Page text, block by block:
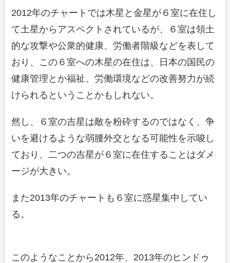
2012年のチャートでは木星と金星が６室に在住し
て土星からアスペクトされているが、６室は領土
的な攻撃や公衆的健康、労働者階級などを表して
おり、この６室への木星の在住は、日本の国民の
健康管理とか福祉、労働環境などの改善努力が続
けられるということかもしれない。
然し、６室の吉星は敵を粉砕するのではなく、争
いを避けるような弱腰外交となる可能性を示唆し
ており、二つの吉星が６室に在住することはダメ
ージが大きい。
また2013年のチャートも６室に惑星集中してい
る。
このようなことから2012年、2013年のヒンドゥ